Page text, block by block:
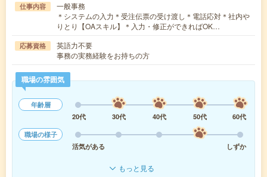
仕事内容
一般事務
＊システムの入力＊受注伝票の受け渡し＊電話応対＊社内や
りとり【OAスキル】＊入力・修正ができればOK…
応募資格
英語力不要
事務の実務経験をお持ちの方
職場の雰囲気
年齢層
20代
30代 40代 50代
60代
職場の様子
活気がある
しずか
もっと見る